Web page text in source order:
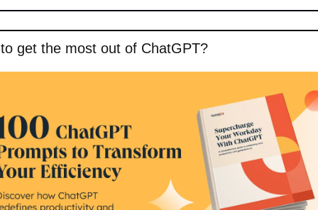
get the most out of ChatGPT?